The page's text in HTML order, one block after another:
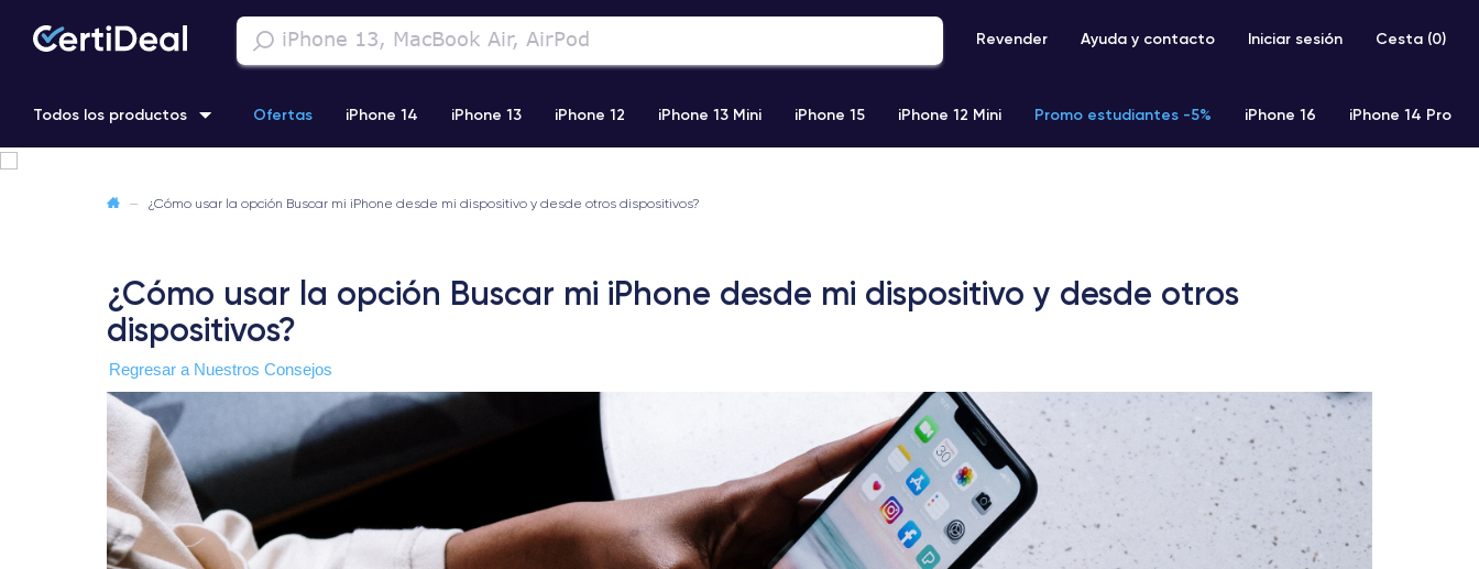
Revender Ayuda y contacto Iniciar sesión Cesta (0)
Todos los productos Ofertas iPhone 14 iPhone 13 iPhone 12 iPhone 13 Mini iPhone 15 iPhone 12 Mini Promo estudiantes -5% iPhone 16 iPhone 14 Pro
— ¿Cómo usar la opción Buscar mi iPhone desde mi dispositivo y desde otros dispositivos?
¿Cómo usar la opción Buscar mi iPhone desde mi dispositivo y desde otros
dispositivos?
Regresar a Nuestros Consejos